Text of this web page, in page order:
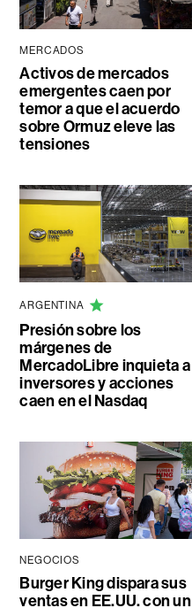
MERCADOS
Activos de mercados
emergentes caen por
temor a que el acuerdo
sobre Ormuz eleve las
tensiones
ARGENTINA
Presión sobre los
márgenes de
MercadoLibre inquieta a
inversores y acciones
caen en el Nasdaq
NEGOCIOS
Burger King dispara sus
ventas en EE.UU. con un